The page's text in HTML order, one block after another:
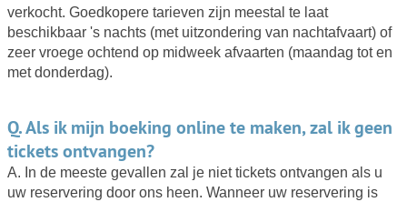
verkocht. Goedkopere tarieven zijn meestal te laat
beschikbaar 's nachts (met uitzondering van nachtafvaart) of
zeer vroege ochtend op midweek afvaarten (maandag tot en
met donderdag).
Q. Als ik mijn boeking online te maken, zal ik geen
tickets ontvangen?
A. In de meeste gevallen zal je niet tickets ontvangen als u
uw reservering door ons heen. Wanneer uw reservering is